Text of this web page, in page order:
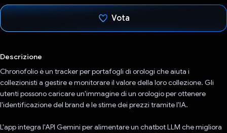
Vota
Descrizione
Chronofolio è un tracker per portafogli di orologi che aiuta i
collezionisti a gestire e monitorare il valore della loro collezione. Gli
utenti possono caricare un'immagine di un orologio per ottenere
l'identificazione del brand e le stime dei prezzi tramite l'IA.
L'app integra l'API Gemini per alimentare un chatbot LLM che migliora